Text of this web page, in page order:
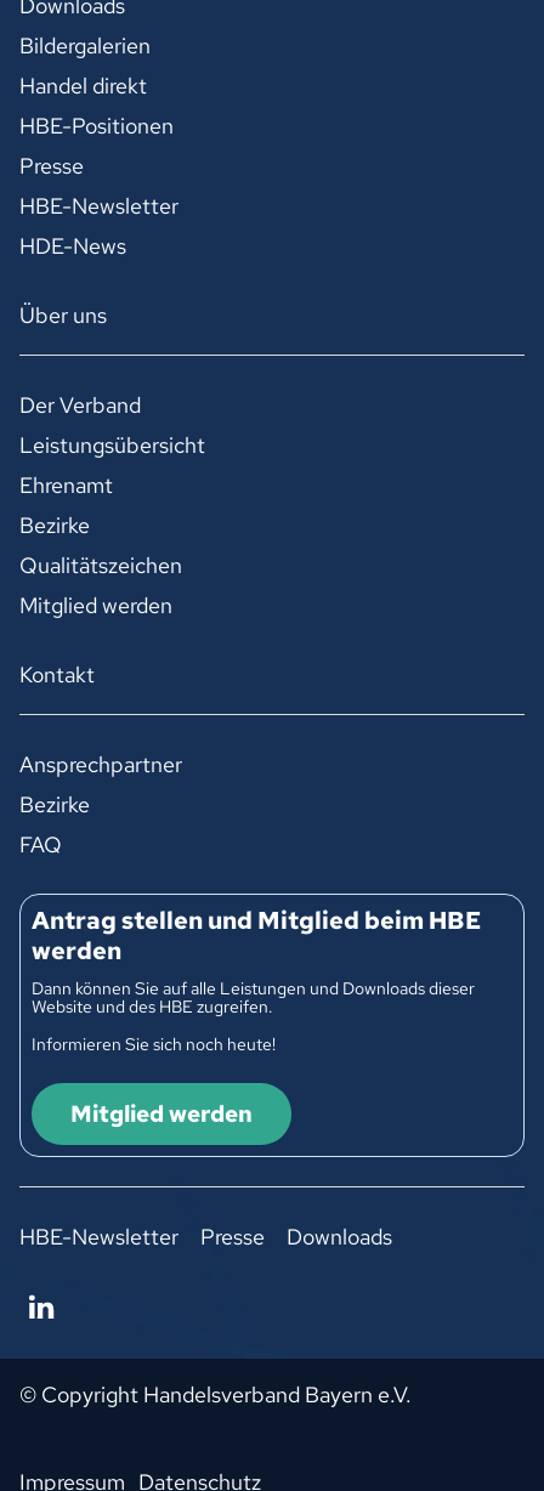
Downloads
Bildergalerien
Handel direkt
HBE-Positionen
Presse
HBE-Newsletter
HDE-News
Über uns
Der Verband
Leistungsübersicht
Ehrenamt
Bezirke
Qualitätszeichen
Mitglied werden
Kontakt
Ansprechpartner
Bezirke
FAQ
Antrag stellen und Mitglied beim HBE
werden
Dann können Sie auf alle Leistungen und Downloads dieser
Website und des HBE zugreifen.
Informieren Sie sich noch heute!
Mitglied werden
HBE-Newsletter Presse Downloads
© Copyright Handelsverband Bayern e.V.
Impressum Datenschutz